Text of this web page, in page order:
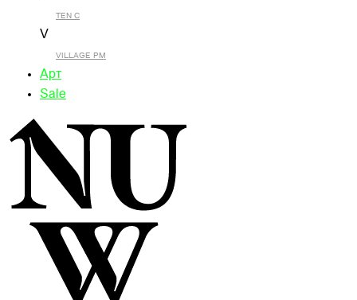
TEN C
V
VILLAGE PM
Арт
Sale